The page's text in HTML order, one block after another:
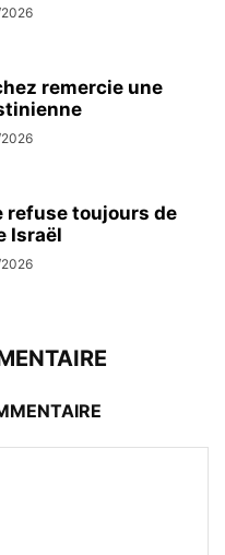
remercie une
refuse toujours de
Israël